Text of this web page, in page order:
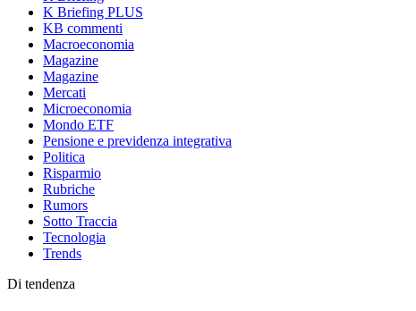
K Briefing PLUS
KB commenti
Macroeconomia
Magazine
Magazine
Mercati
Microeconomia
Mondo ETF
Pensione e previdenza integrativa
Politica
Risparmio
Rubriche
Rumors
Sotto Traccia
Tecnologia
Trends
Di tendenza